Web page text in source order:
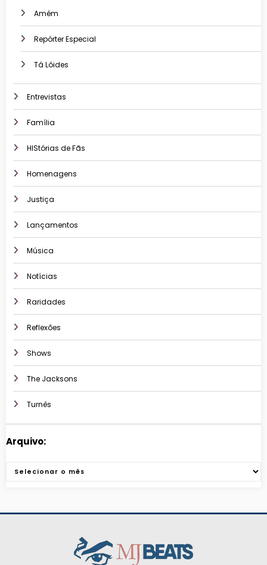
Amém
Repórter Especial
Tá Lóides
Entrevistas
Família
HIStórias de Fãs
Homenagens
Justiça
Lançamentos
Música
Notícias
Raridades
Reflexões
Shows
The Jacksons
Turnês
Arquivo:
Arquivos